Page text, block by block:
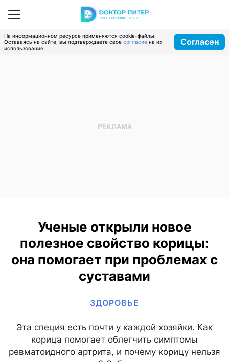
На информационном ресурсе применяются cookie-файлы.
Оставаясь на сайте, вы подтверждаете свое согласие на их
использование.
Согласен
Ученые открыли новое
полезное свойство корицы:
она помогает при проблемах с
суставами
ЗДОРОВЬЕ
Эта специя есть почти у каждой хозяйки. Как
корица помогает облегчить симптомы
ревматоидного артрита, и почему корицу нельзя